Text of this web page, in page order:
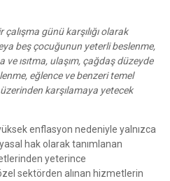
günü karşılığı olarak
beş çocuğunun yeterli beslenme,
ve ısıtma, ulaşım, çağdaş düzeyde
eğlence ve benzeri temel
karşılamaya yetecek
enflasyon nedeniyle yalnızca
hak olarak tanımlanan
yeterince
sektörden alınan hizmetlerin